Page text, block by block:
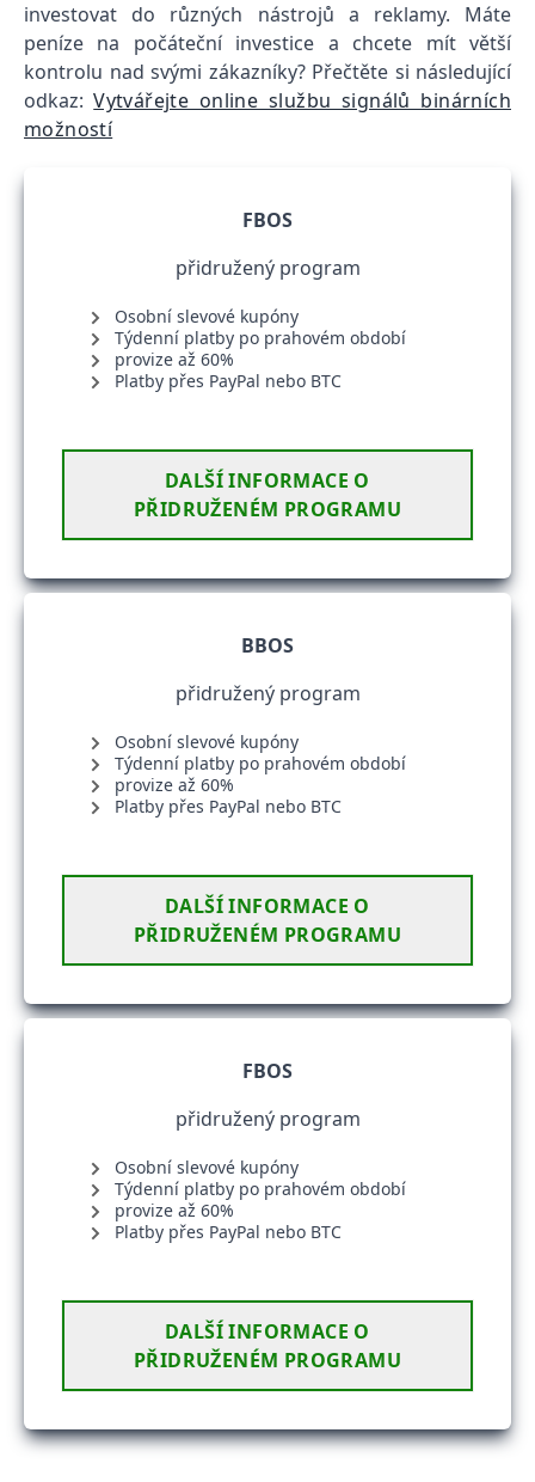
investovat do různých nástrojů a reklamy. Máte
peníze na počáteční investice a chcete mít větší
kontrolu nad svými zákazníky? Přečtěte si následující
odkaz:Vytvářejte online službu signálů binárních
možností
FBOS
přidružený program
Osobní slevové kupóny
Týdenní platby po prahovém období
provize až 60%
Platby přes PayPal nebo BTC
DALŠÍ INFORMACE O
PŘIDRUŽENÉM PROGRAMU
BBOS
přidružený program
Osobní slevové kupóny
Týdenní platby po prahovém období
provize až 60%
Platby přes PayPal nebo BTC
DALŠÍ INFORMACE O
PŘIDRUŽENÉM PROGRAMU
FBOS
přidružený program
Osobní slevové kupóny
Týdenní platby po prahovém období
provize až 60%
Platby přes PayPal nebo BTC
DALŠÍ INFORMACE O
PŘIDRUŽENÉM PROGRAMU